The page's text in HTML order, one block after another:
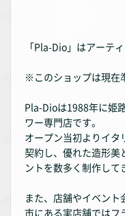
「Pla-Dio」はアーテ
※このショップは現在
Pla-Dioは1988年に姫
ワー専門店です。
オープン当初よりイタ
契約し、優れた造形美
ントを数多く制作して
また、店舗やイベン
市にある実店舗ではフ